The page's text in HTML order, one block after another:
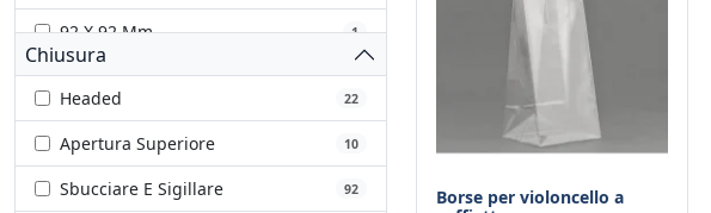
92 X 92 Mm 1
100 X 45 Mm 1
100 X 50 Mm 1
100 X 65 Mm 1
Chiusura
Headed 22
Apertura Superiore 10
Sbucciare E Sigillare 92
Borse per violoncello a